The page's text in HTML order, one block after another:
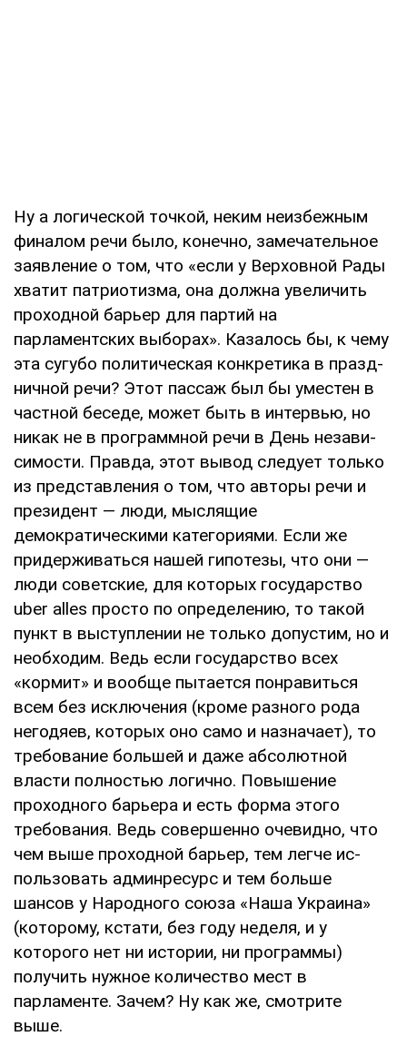
Ну а логической точкой, неким неизбеж­ным
финалом речи было, конечно, замеча­тельное
заявление о том, что «если у Верхов­ной Рады
хватит патриотизма, она должна увеличить
проходной барьер для партий на
парламентских выборах». Казалось бы, к чему
эта сугубо политическая конкретика в празд­
ничной речи? Этот пассаж был бы уместен в
частной беседе, может быть в интервью, но
никак не в программной речи в День незави­
симости. Правда, этот вывод следует только
из представления о том, что авторы речи и
пре­зидент — люди, мыслящие
демократическими категориями. Если же
придерживаться нашей гипотезы, что они —
люди советские, для ко­торых государство
uber alles просто по опре­делению, то такой
пункт в выступлении не только допустим, но и
необходим. Ведь если государство всех
«кормит» и вообще пытается понравиться
всем без исключения (кроме раз­ного рода
негодяев, которых оно само и на­значает), то
требование большей и даже абсо­лютной
власти полностью логично. Повыше­ние
проходного барьера и есть форма этого
требования. Ведь совершенно очевидно, что
чем выше проходной барьер, тем легче ис­
пользовать админресурс и тем больше
шансов у Народного союза «Наша Украина»
(которо­му, кстати, без году неделя, и у
которого нет ни истории, ни программы)
получить нужное ко­личество мест в
парламенте. Зачем? Ну как же, смотрите
выше.